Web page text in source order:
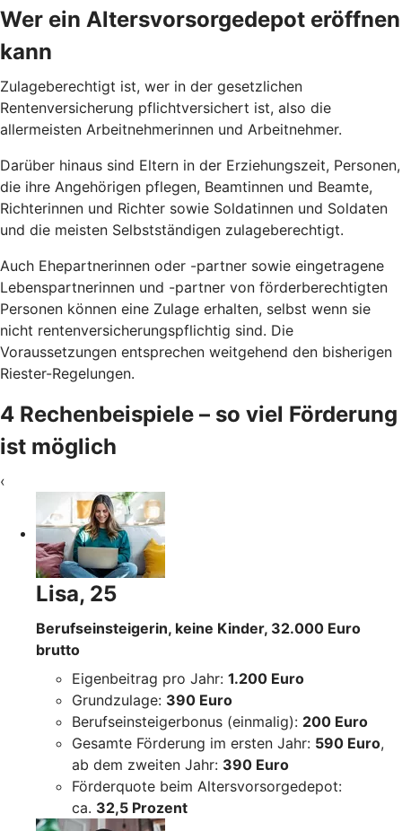
Wer ein Altersvorsorgedepot eröffnen
kann
Zulageberechtigt ist, wer in der gesetzlichen
Rentenversicherung pflichtversichert ist, also die
allermeisten Arbeitnehmerinnen und Arbeitnehmer.
Darüber hinaus sind Eltern in der Erziehungszeit, Personen,
die ihre Angehörigen pflegen, Beamtinnen und Beamte,
Richterinnen und Richter sowie Soldatinnen und Soldaten
und die meisten Selbstständigen zulageberechtigt.
Auch Ehepartnerinnen oder -partner sowie eingetragene
Lebenspartnerinnen und -partner von förderberechtigten
Personen können eine Zulage erhalten, selbst wenn sie
nicht rentenversicherungspflichtig sind. Die
Voraussetzungen entsprechen weitgehend den bisherigen
Riester-Regelungen.
4 Rechenbeispiele – so viel Förderung
ist möglich
‹
Lisa, 25
Berufseinsteigerin, keine Kinder, 32.000 Euro
brutto
Eigenbeitrag pro Jahr: 1.200 Euro
Grundzulage: 390 Euro
Berufseinsteigerbonus (einmalig): 200 Euro
Gesamte Förderung im ersten Jahr: 590 Euro,
ab dem zweiten Jahr: 390 Euro
Förderquote beim Altersvorsorgedepot:
ca. 32,5 Prozent